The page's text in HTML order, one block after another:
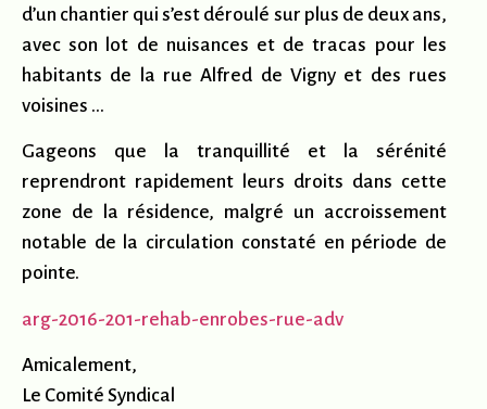
d’un chantier qui s’est déroulé sur plus de deux ans,
avec son lot de nuisances et de tracas pour les
habitants de la rue Alfred de Vigny et des rues
voisines …
Gageons que la tranquillité et la sérénité
reprendront rapidement leurs droits dans cette
zone de la résidence, malgré un accroissement
notable de la circulation constaté en période de
pointe.
arg-2016-201-rehab-enrobes-rue-adv
Amicalement,
Le Comité Syndical